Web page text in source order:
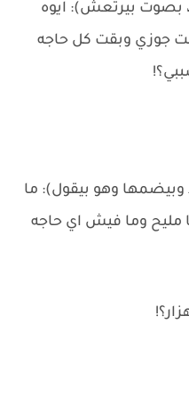
بصوت بيرتعش): ايوه
جوزي وبقت كل حاجه
وهو بيقول): ما
مليح وما فيش اي حاجه